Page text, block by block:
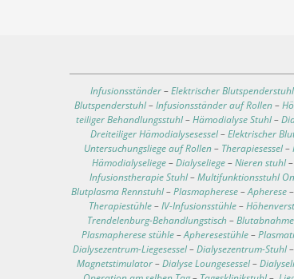
Infusionsständer–Elektrischer Blutspenderstuhl
Blutspenderstuhl–Infusionsständer auf Rollen–
teiliger Behandlungsstuhl–Hämodialyse Stuhl–
Dreiteiliger Hämodialysesessel–Elektrischer
Untersuchungsliege auf Rollen– Therapiesessel–
Hämodialyseliege–Dialyseliege–Nieren stuhl
Infusionstherapie Stuhl–Multifunktionsstuhl
Blutplasma Rennstuhl–Plasmapherese–Apherese–
Therapiestühle–IV-Infusionsstühle–
Trendelenburg-Behandlungstisch–
Plasmapherese stühle–Apheresestühle–
Dialysezentrum-Liegesessel–Dialysezentrum-Stuhl–
Magnetstimulator–Dialyse Loungesessel–